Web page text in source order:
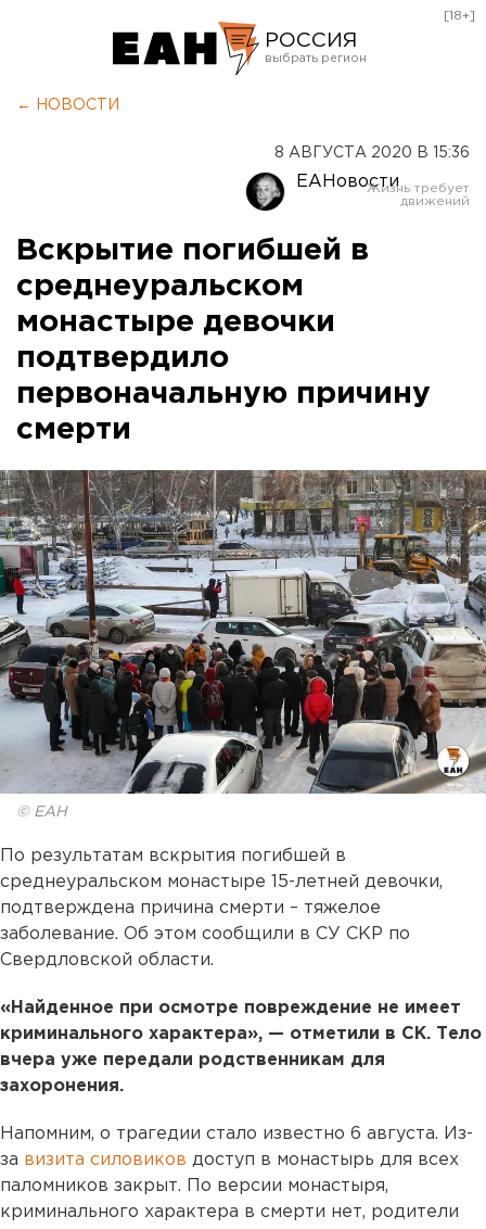
РОССИЯ
Оренбург
[18+]
← НОВОСТИ
8 АВГУСТА 2020 В 15:36
ЕАНовости
Вскрытие погибшей в
среднеуральском
монастыре девочки
подтвердило
первоначальную причину
смерти
© ЕАН
По результатам вскрытия погибшей в
среднеуральском монастыре 15-летней девочки,
подтверждена причина смерти – тяжелое
заболевание. Об этом сообщили в СУ СКР по
Свердловской области.
«Найденное при осмотре повреждение не имеет
криминального характера», — отметили в СК. Тело
вчера уже передали родственникам для
захоронения.
Напомним, о трагедии стало известно 6 августа. Из-
за визита силовиков доступ в монастырь для всех
паломников закрыт. По версии монастыря,
криминального характера в смерти нет, родители